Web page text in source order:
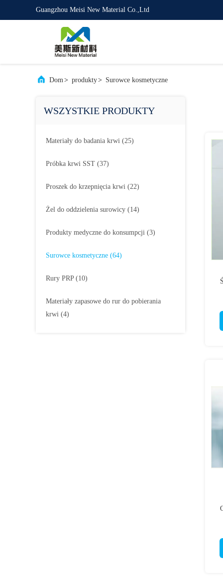
Guangzhou Meisi New Material Co.,Ltd
Dom> produkty> Surowce kosmetyczne
WSZYSTKIE PRODUKTY
Materiały do ​​badania krwi (25)
Próbka krwi SST (37)
Proszek do krzepnięcia krwi (22)
Żel do oddzielenia surowicy (14)
Produkty medyczne do konsumpcji (3)
Surowce kosmetyczne (64)
Rury PRP (10)
Materiały zapasowe do rur do pobierania
krwi (4)